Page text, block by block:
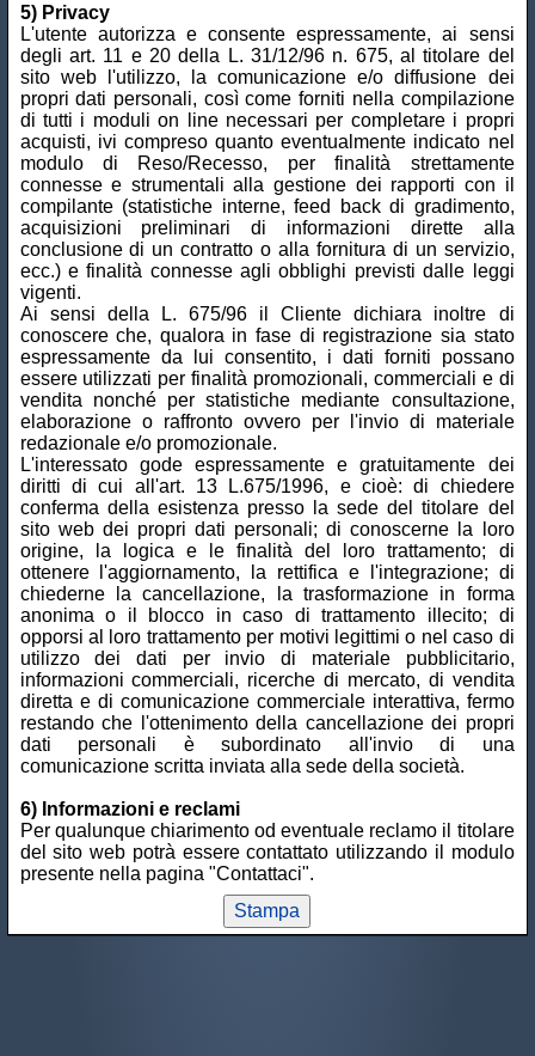
5) Privacy
L'utente autorizza e consente espressamente, ai sensi
degli art. 11 e 20 della L. 31/12/96 n. 675, al titolare del
sito web l'utilizzo, la comunicazione e/o diffusione dei
propri dati personali, così come forniti nella compilazione
di tutti i moduli on line necessari per completare i propri
acquisti, ivi compreso quanto eventualmente indicato nel
modulo di Reso/Recesso, per finalità strettamente
connesse e strumentali alla gestione dei rapporti con il
compilante (statistiche interne, feed back di gradimento,
acquisizioni preliminari di informazioni dirette alla
conclusione di un contratto o alla fornitura di un servizio,
ecc.) e finalità connesse agli obblighi previsti dalle leggi
vigenti.
Ai sensi della L. 675/96 il Cliente dichiara inoltre di
conoscere che, qualora in fase di registrazione sia stato
espressamente da lui consentito, i dati forniti possano
essere utilizzati per finalità promozionali, commerciali e di
vendita nonché per statistiche mediante consultazione,
elaborazione o raffronto ovvero per l'invio di materiale
redazionale e/o promozionale.
L'interessato gode espressamente e gratuitamente dei
diritti di cui all'art. 13 L.675/1996, e cioè: di chiedere
conferma della esistenza presso la sede del titolare del
sito web dei propri dati personali; di conoscerne la loro
origine, la logica e le finalità del loro trattamento; di
ottenere l'aggiornamento, la rettifica e l'integrazione; di
chiederne la cancellazione, la trasformazione in forma
anonima o il blocco in caso di trattamento illecito; di
opporsi al loro trattamento per motivi legittimi o nel caso di
utilizzo dei dati per invio di materiale pubblicitario,
informazioni commerciali, ricerche di mercato, di vendita
diretta e di comunicazione commerciale interattiva, fermo
restando che l'ottenimento della cancellazione dei propri
dati personali è subordinato all'invio di una
comunicazione scritta inviata alla sede della società.
6) Informazioni e reclami
Per qualunque chiarimento od eventuale reclamo il titolare
del sito web potrà essere contattato utilizzando il modulo
presente nella pagina "Contattaci".